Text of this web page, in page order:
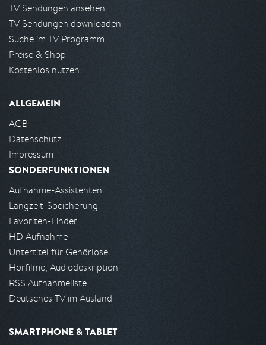
TV Sendungen ansehen
TV Sendungen downloaden
Suche im TV Programm
Preise & Shop
Kostenlos nutzen
ALLGEMEIN
AGB
Datenschutz
Impressum
SONDERFUNKTIONEN
Aufnahme-Assistenten
Langzeit-Speicherung
Favoriten-Finder
HD Aufnahme
Untertitel für Gehörlose
Hörfilme, Audiodeskription
RSS Aufnahmeliste
Deutsches TV im Ausland
SMARTPHONE & TABLET